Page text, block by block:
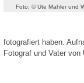
Foto: © Ute Mahler und
fotografiert haben.
Fotograf und Vater